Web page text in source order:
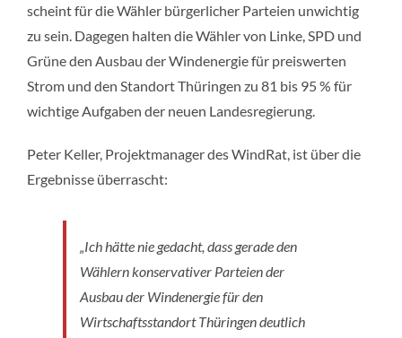
scheint für die Wähler bürgerlicher Parteien unwichtig
zu sein. Dagegen halten die Wähler von Linke, SPD und
Grüne den Ausbau der Windenergie für preiswerten
Strom und den Standort Thüringen zu 81 bis 95 % für
wichtige Aufgaben der neuen Landesregierung.
Peter Keller, Projektmanager des WindRat, ist über die
Ergebnisse überrascht:
„Ich hätte nie gedacht, dass gerade den
Wählern konservativer Parteien der
Ausbau der Windenergie für den
Wirtschaftsstandort Thüringen deutlich